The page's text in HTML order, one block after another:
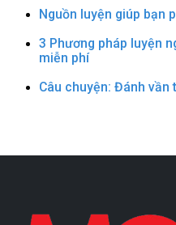
Nguồn luyện giúp bạn
3 Phương pháp luyện
miễn phí
Câu chuyện: Đánh vần